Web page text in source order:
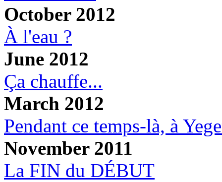
October 2012
À l'eau ?
June 2012
Ça chauffe...
March 2012
Pendant ce temps-là, à
November 2011
La FIN du DÉBUT